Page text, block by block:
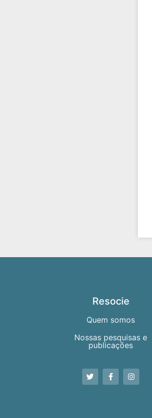
Resocie
Quem somos
Nossas pesquisas e
publicações